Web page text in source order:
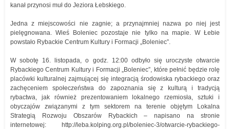
kanał przynosi muł do Jeziora Łebskiego.
Jedna z miejscowości nie zagnie; a przynajmniej nazwa po niej jest
pielęgnowana. Wieś Boleniec pozostaje nie tylko na mapie. W Łebie
powstało Rybackie Centrum Kultury i Formacji „Boleniec”.
W sobotę 16. listopada, o godz. 12:00 odbyło się uroczyste otwarcie
Rybackiego Centrum Kultury i Formacji „Boleniec”, które pełnić będzie rolę
placówki kulturalnej zajmującej się integracją środowiska rybackiego oraz
zachęceniem społeczeństwa do zapoznania się z kulturą i tradycją
rybactwa, jak również prezentowaniem lokalnego rzemiosła, sztuki i
obyczajów związanymi z tym sektorem na terenie objętym Lokalna
Strategią Rozwoju Obszarów Rybackich – napisano na stronie
internetowej: http://leba.kolping.org.pl/boleniec-3/otwarcie-rybackiego-